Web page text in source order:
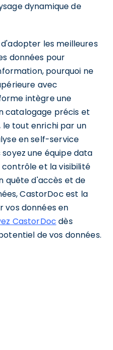
dynamique de
les meilleures
données pour
pourquoi ne
avec
intègre une
catalogage précis et
le tout enrichi par un
en self-service
une équipe data
et la visibilité
quête d'accès et de
CastorDoc est la
vos données en
CastorDoc dès
de vos données.